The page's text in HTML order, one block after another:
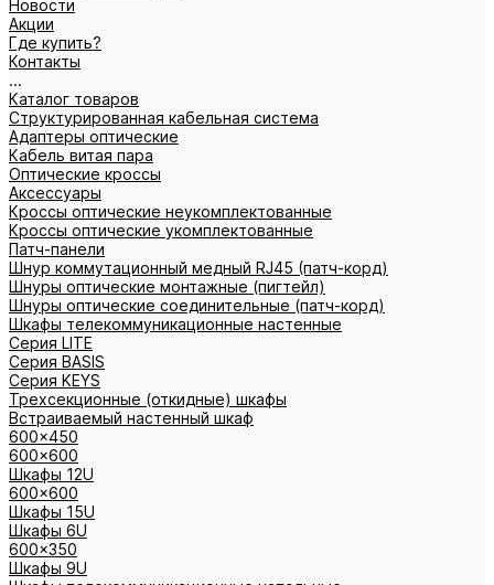
Новости
Акции
Где купить?
Контакты
...
Каталог товаров
Структурированная кабельная система
Адаптеры оптические
Кабель витая пара
Оптические кроссы
Аксессуары
Кроссы оптические неукомплектованные
Кроссы оптические укомплектованные
Патч-панели
Шнур коммутационный медный RJ45 (патч-корд)
Шнуры оптические монтажные (пигтейл)
Шнуры оптические соединительные (патч-корд)
Шкафы телекоммуникационные настенные
Cерия LITE
Cерия BASIS
Cерия KEYS
Трехсекционные (откидные) шкафы
Встраиваемый настенный шкаф
600x450
600x600
Шкафы 12U
600x600
Шкафы 15U
Шкафы 6U
600x350
Шкафы 9U